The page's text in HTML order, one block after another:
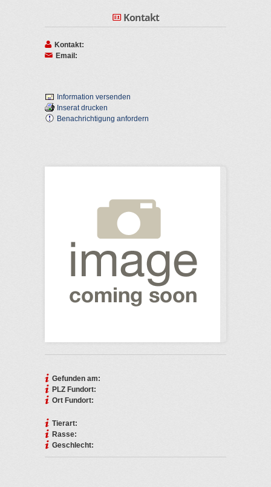
Kontakt
Kontakt:
Email:
Information versenden
Inserat drucken
Benachrichtigung anfordern
Gefunden am:
PLZ Fundort:
Ort Fundort:
Tierart:
Rasse:
Geschlecht: